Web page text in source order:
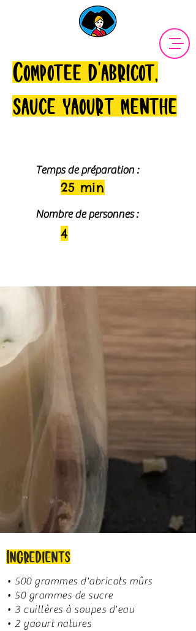
Compotée d'abricot,
sauce yaourt menthe
Temps de préparation :
25 min
Nombre de personnes :
4
Ingrédients
• 500 grammes d'abricots mûrs
• 50 grammes de sucre
• 3 cuillères à soupes d'eau
• 2 yaourt natures